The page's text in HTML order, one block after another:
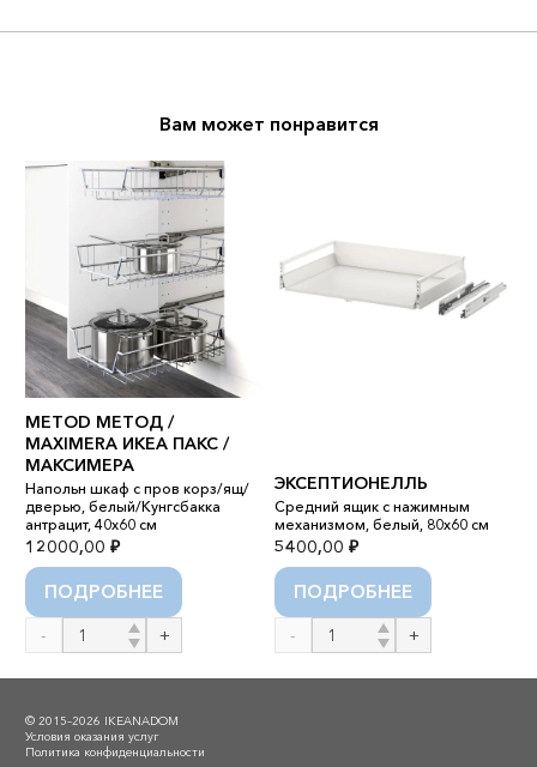
Вам может понравится
METOD МЕТОД /
MAXIMERA ИКЕА ПАКС /
МАКСИМЕРА
Напольн шкаф с пров корз/ящ/
дверью, белый/Кунгсбакка
антрацит, 40x60 см
12000,00 ₽
ПОДРОБНЕЕ
Количество
товара
METOD
/
MAXIMERA
ЭКСЕПТИОНЕЛЛЬ
Средний ящик с нажимным
механизмом, белый, 80x60 см
5400,00 ₽
ПОДРОБНЕЕ
Количество
товара
ЭКСЕПТИОНЕЛЛЬ
© 2015–2026 IKEANADOM
Условия оказания услуг
Политика конфиденциальности